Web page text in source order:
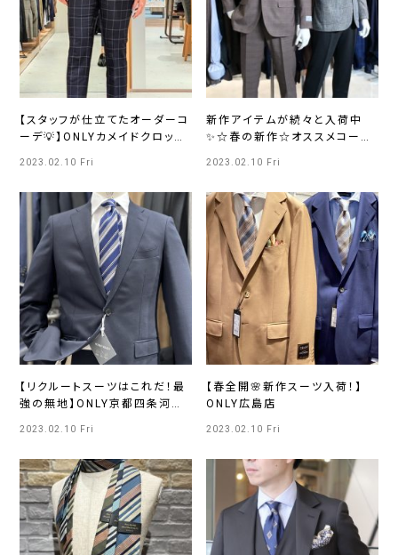
【スタッフが仕立てたオーダーコ
ーデ💡】ONLYカメイドクロック
2023.02.10 Fri
新作アイテムが続々と入荷中
✨☆春の新作☆オススメコーデ
2023.02.10 Fri
【リクルートスーツはこれだ！最
強の無地】ONLY京都四条河原
2023.02.10 Fri
【春全開🌸新作スーツ入荷！】
ONLY広島店
2023.02.10 Fri